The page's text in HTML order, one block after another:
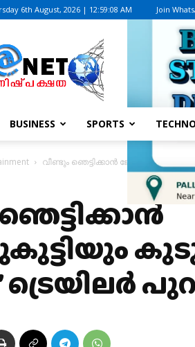
6th August, 2026 | 12:59:08 AM Join
News@Net
|
www.newsatnet.com
BUSINESS SPORTS
വീണ്ടും ഞെട്ടിക്കാന്‍ ജോര്‍ജുകുട്ടിയും
ട്രെയിലര്‍